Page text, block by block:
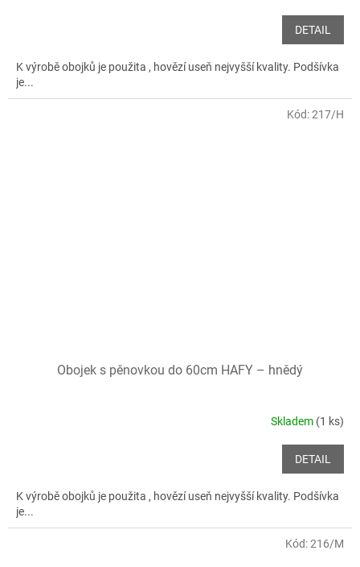
DETAIL
K výrobě obojků je použita , hovězí useň nejvyšší kvality. Podšívka
je...
Obojek s pěnovkou do 60cm HAFY – hnědý
Skladem (1 ks)
DETAIL
K výrobě obojků je použita , hovězí useň nejvyšší kvality. Podšívka
je...
Kód:217/H
Kód:216/M